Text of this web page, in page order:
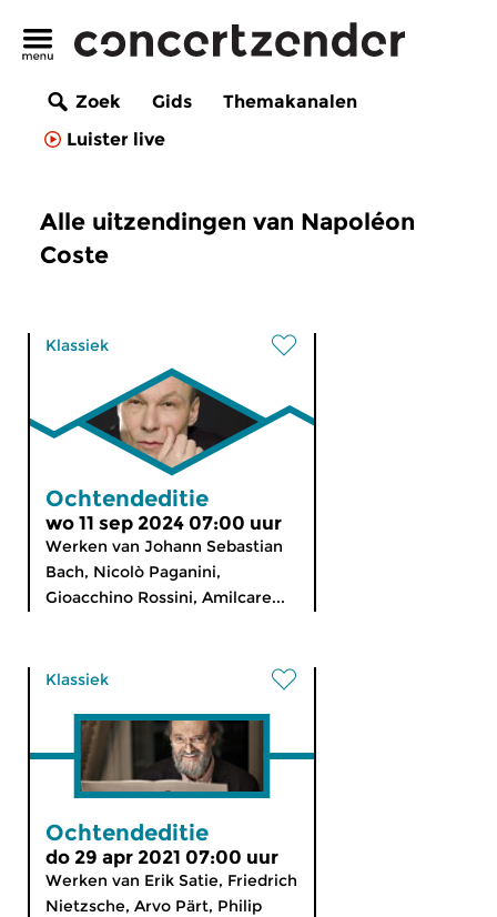
Zoek Gids
Themakanalen
Luister live
Alle uitzendingen van Napoléon
Coste
Klassiek
Ochtendeditie
wo 11 sep 2024 07:00 uur
Werken van Johann Sebastian
Bach, Nicolò Paganini,
Gioacchino Rossini, Amilcare...
Klassiek
Ochtendeditie
do 29 apr 2021 07:00 uur
Werken van Erik Satie, Friedrich
Nietzsche, Arvo Pärt, Philip